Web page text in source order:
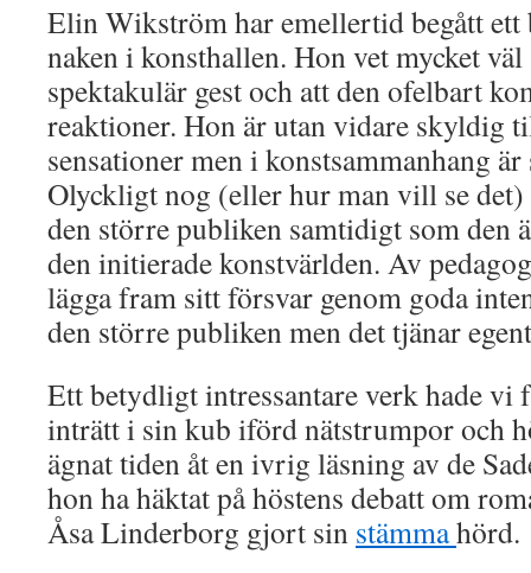
Elin Wikström har emellertid begått ett
naken i konsthallen. Hon vet mycket väl
spektakulär gest och att den ofelbart
reaktioner. Hon är utan vidare skyldig
sensationer men i konstsammanhang
Olyckligt nog (eller hur man vill se
den större publiken samtidigt som den
den initierade konstvärlden. Av
lägga fram sitt försvar genom goda
den större publiken men det tjänar
Ett betydligt intressantare verk hade vi
inträtt i sin kub iförd nätstrumpor och
ägnat tiden åt en ivrig läsning av de
hon ha häktat på höstens debatt om
Åsa Linderborg gjort sin stämmahörd.